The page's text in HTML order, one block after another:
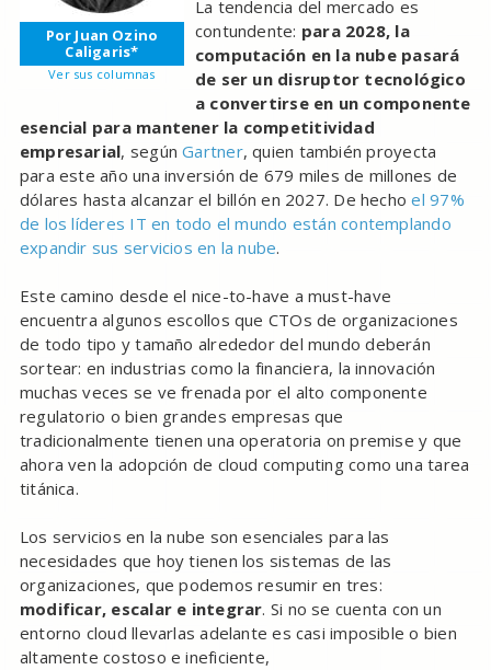
Por Juan Ozino
Caligaris*
Ver sus columnas
La tendencia del mercado es
contundente: para 2028, la
computación en la nube pasará
de ser un disruptor tecnológico
a convertirse en un componente
esencial para mantener la competitividad
empresarial, segúnGartner, quien también proyecta
para este año una inversión de 679 miles de millones de
dólares hasta alcanzar el billón en 2027. De hechoel 97%
de los líderes IT en todo el mundo están contemplando
expandir sus servicios en la nube.
Este camino desde el nice-to-have a must-have
encuentra algunos escollos que CTOs de organizaciones
de todo tipo y tamaño alrededor del mundo deberán
sortear: en industrias como la financiera, la innovación
muchas veces se ve frenada por el alto componente
regulatorio o bien grandes empresas que
tradicionalmente tienen una operatoria on premise y que
ahora ven la adopción de cloud computing como una tarea
titánica.
Los servicios en la nube son esenciales para las
necesidades que hoy tienen los sistemas de las
organizaciones, que podemos resumir en tres:
modificar, escalar e integrar. Si no se cuenta con un
entorno cloud llevarlas adelante es casi imposible o bien
altamente costoso e ineficiente,